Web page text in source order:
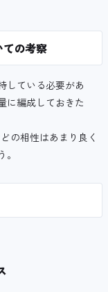
ての考察
している必要があ
に編成しておきた
の相性はあまり良く